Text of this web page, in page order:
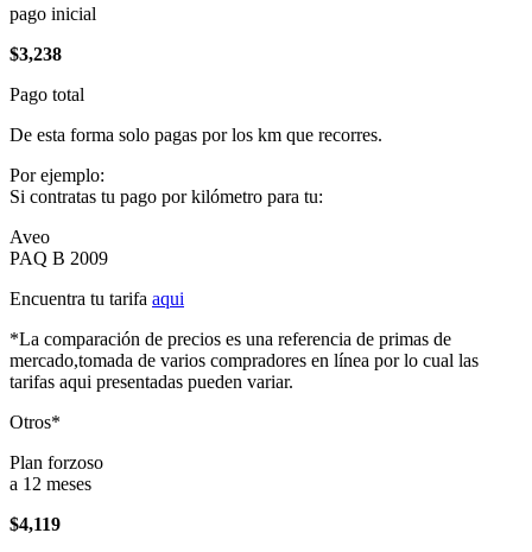
pago inicial
$3,238
Pago total
De esta forma solo pagas por los km que recorres.
Por ejemplo:
Si contratas tu pago por kilómetro para tu:
Aveo
PAQ B 2009
Encuentra tu tarifa aqui
*La comparación de precios es una referencia de primas de
mercado,tomada de varios compradores en línea por lo cual las
tarifas aqui presentadas pueden variar.
Otros*
Plan forzoso
a 12 meses
$4,119